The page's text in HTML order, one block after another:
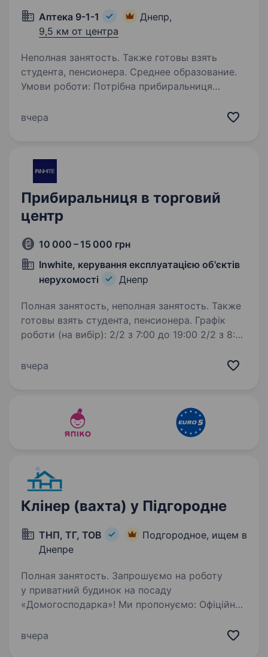
Аптека 9-1-1
Днепр,
9,5 км от центра
Неполная занятость. Также готовы взять
студента, пенсионера. Среднее образование.
Умови роботи: Потрібна прибиральниця
Литовська,1. Основні обов’язки: прибирання
та неділя…
вчера
Прибиральниця в торговий
центр
10 000 – 15 000 грн
Inwhite, керування експлуатацією об'єктів
нерухомості
Днепр
Полная занятость, неполная занятость. Также
готовы взять студента, пенсионера. Графік
роботи (на вибір): 2/2 з 7:00 до 19:00 2/2 з 8:00
підтримання чистоти в торговельному центрі;
вчера
Клінер (вахта) у Підгородне
ТНП, ТГ, ТОВ
Подгородное, ищем в
Днепре
Полная занятость. Запрошуємо на роботу
у приватний будинок на посаду
«Домогосподарка»! Ми пропонуємо: Офіційне
з трудовим законодавством. Своєчасну
вчера